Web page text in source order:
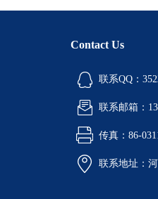
Contact Us
联系QQ：
联系邮箱：
传真：86-
联系地址：